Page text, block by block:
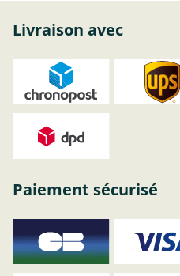
Livraison avec
Paiement sécurisé